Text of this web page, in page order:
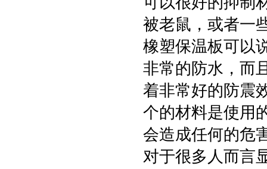
被老鼠，或者一
橡塑保温板可以
非常的防水，而
着非常好的防震
个的材料是使用
会造成任何的危
对于很多人而言